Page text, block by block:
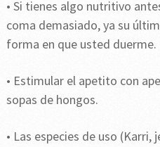
• Si tienes algo nutritivo
coma demasiado, ya su
forma en que usted duerme.
• Estimular el apetito con
sopas de hongos.
• Las especies de uso